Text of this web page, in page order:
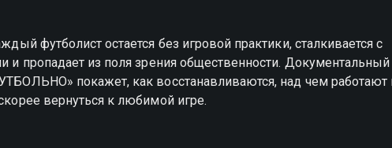
футболист остается без игровой практики, сталкивается с
и пропадает из поля зрения общественности. Документальный
покажет, как восстанавливаются, над чем работают
вернуться к любимой игре.
ФУТБОЛЬНО вы можете совершенно бесплатно в хорошем